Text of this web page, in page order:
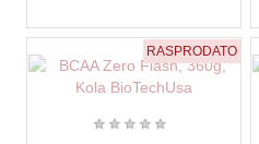
RASPRODATO
★ ★ ★ ★ ★